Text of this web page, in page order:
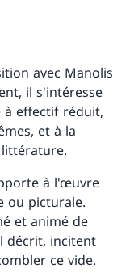
avec Manolis
il s'intéresse
effectif réduit,
et à la
à l'œuvre
ou picturale.
et animé de
décrit, incitent
ce vide.